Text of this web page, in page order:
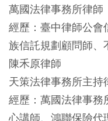
萬國法律事務所律師
經歷：臺中律師公會
族信託規劃顧問師、
陳禾原律師
天策法律事務所主持
經歷：萬國法律事
心講師、鴻聯保險代